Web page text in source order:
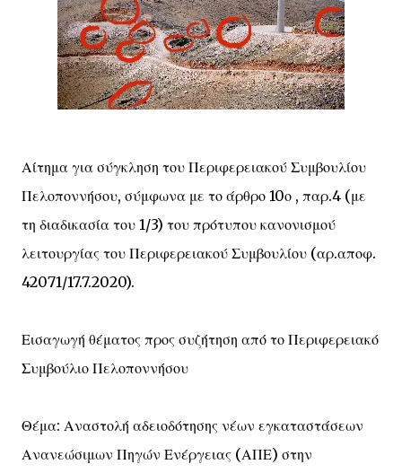
Αίτημα για σύγκληση του Περιφερειακού Συμβουλίου
Πελοποννήσου, σύμφωνα με το άρθρο 10ο , παρ.4 (με
τη διαδικασία του 1/3) του πρότυπου κανονισμού
λειτουργίας του Περιφερειακού Συμβουλίου (αρ.αποφ.
42071/17.7.2020).
Εισαγωγή θέματος προς συζήτηση από το Περιφερειακό
Συμβούλιο Πελοποννήσου
Θέμα: Αναστολή αδειοδότησης νέων εγκαταστάσεων
Ανανεώσιμων Πηγών Ενέργειας (ΑΠΕ) στην